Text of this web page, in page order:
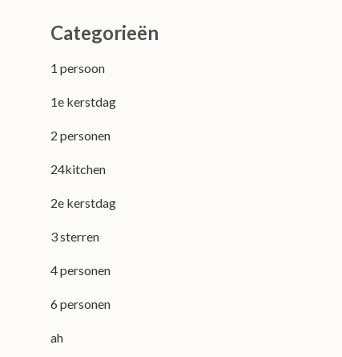
Categorieën
1 persoon
1e kerstdag
2 personen
24kitchen
2e kerstdag
3 sterren
4 personen
6 personen
ah